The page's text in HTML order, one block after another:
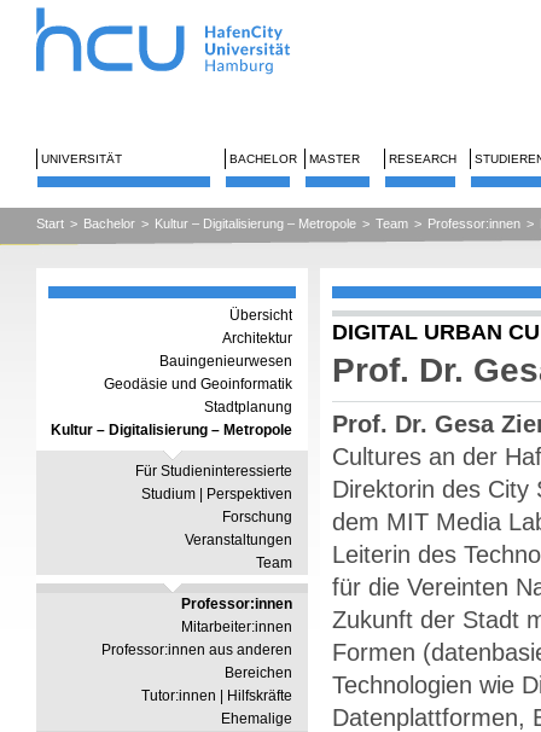
UNIVERSITÄT BACHELOR MASTER RESEARCH
Start > Bachelor > Kultur – Digitalisierung – Metropole > Team > Professor:innen >
Übersicht
Architektur
Bauingenieurwesen
Geodäsie und Geoinformatik
Stadtplanung
Kultur – Digitalisierung – Metropole
Für Studieninteressierte
Studium | Perspektiven
Forschung
Veranstaltungen
Team
Professor:innen
Mitarbeiter:innen
Professor:innen aus anderen
Bereichen
Tutor:innen | Hilfskräfte
Ehemalige
DIGITAL URBAN
Prof. Dr.
Prof. Dr. Gesa
Cultures an der
Direktorin des City
dem MIT Media
Leiterin des
für die Vereinten
Zukunft der Stadt
Formen
Technologien wie
Datenplattformen,